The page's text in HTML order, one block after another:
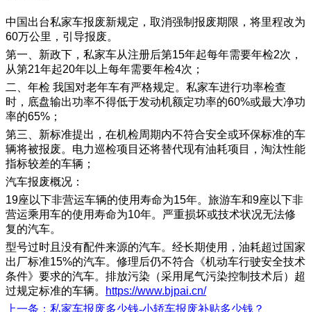
中国出台私家车报废新规定，取消强制报废期限，将里程改为
60万公里，引导报废。
第一、新政下，私家车从注册后第15年起每年需要年检2次，
从第21年起20年以上每年需要年检4次；
二、年检 我国对老年车有严格规定。私家车进行功率检查
时，底盘输出功率不得低于发动机额定功率的60%或最大净功
率的65%；
第三、新标准提出，在机检周期内不符合安全或环保标准的车
辆将被报废。电力巡检项目还将替代现有油耗项目，淘汰性能
指标较差的车辆；
汽车报废概况：
19座以下非营运车辆的使用寿命为15年。旅游车和9座以下非
营运乘用车的使用寿命为10年。严重损坏或技术状况无法修
复的汽车。
型号过时且没有配件来源的汽车。经长期使用，油耗超过国家
出厂标准15%的汽车。修理后仍不符合《机动车行驶安全技术
条件》要求的汽车。排放污染（采用尾气污染控制技术后）超
过规定标准的车辆。
https://www.bjpai.cn/
上一条 ：私家车报废多少钱-小轿车报废补贴多少钱？